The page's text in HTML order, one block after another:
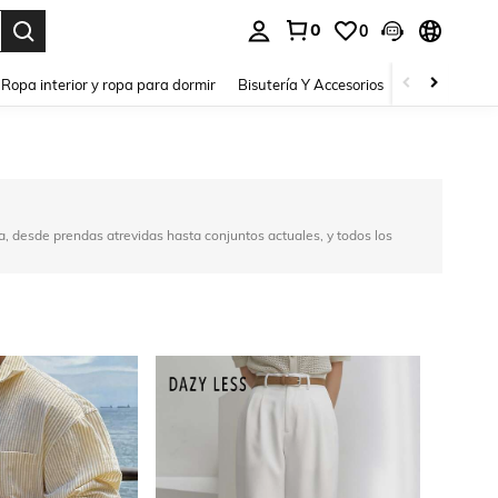
0 0
Ropa interior y ropa para dormir Bisutería Y Accesorios Zapatos
desde prendas atrevidas hasta conjuntos actuales, y todos los